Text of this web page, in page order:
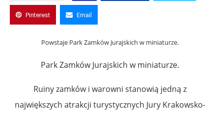
Pinterest Email
Powstaje Park Zamków Jurajskich w miniaturze.
Park Zamków Jurajskich w miniaturze.
Ruiny zamków i warowni stanowią jedną z
największych atrakcji turystycznych Jury Krakowsko-